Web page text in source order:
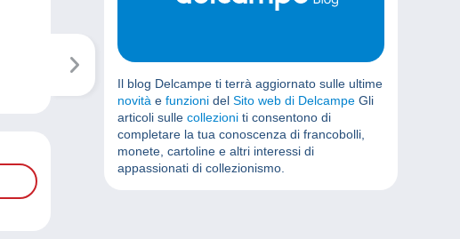
Il blog Delcampe ti terrà aggiornato sulle ultime
novità e funzioni del Sito web di Delcampe Gli
articoli sulle collezioni ti consentono di
completare la tua conoscenza di francobolli,
monete, cartoline e altri interessi di
appassionati di collezionismo.